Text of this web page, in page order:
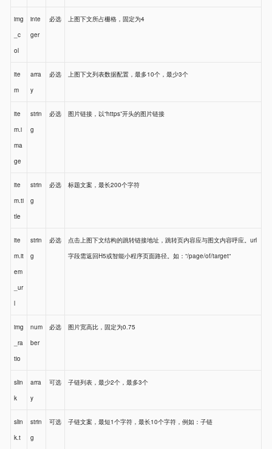
img
_c
ol
inte
ger
必选 上图下文所占栅格，固定为4
ite
m
arra
y
必选 上图下文列表数据配置，最多10个，最少3个
ite
m.i
ma
ge
strin
g
必选 图片链接，以“https”开头的图片链接
ite
m.ti
tle
strin
g
必选 标题文案，最长200个字符
ite
m.it
em
_ur
l
strin
g
必选
点击上图下文结构的跳转链接地址，跳转页内容应与图文内容呼应。url
字段需返回H5或智能小程序页面路径。如：“/page/of/target“
img
_ra
tio
num
ber
必选 图片宽高比，固定为0.75
slin
k
arra
y
可选 子链列表，最少2个，最多3个
slin
k.t
strin
g
可选 子链文案，最短1个字符，最长10个字符，例如：子链